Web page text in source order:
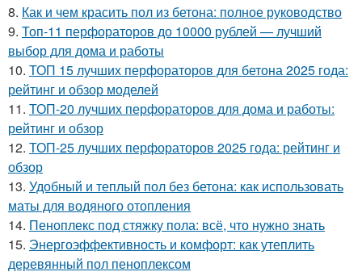
8. Как и чем красить пол из бетона: полное руководство
9. Топ-11 перфораторов до 10000 рублей — лучший
выбор для дома и работы
10. ТОП 15 лучших перфораторов для бетона 2025 года:
рейтинг и обзор моделей
11. ТОП-20 лучших перфораторов для дома и работы:
рейтинг и обзор
12. ТОП-25 лучших перфораторов 2025 года: рейтинг и
обзор
13. Удобный и теплый пол без бетона: как использовать
маты для водяного отопления
14. Пеноплекс под стяжку пола: всё, что нужно знать
15. Энергоэффективность и комфорт: как утеплить
деревянный пол пеноплексом